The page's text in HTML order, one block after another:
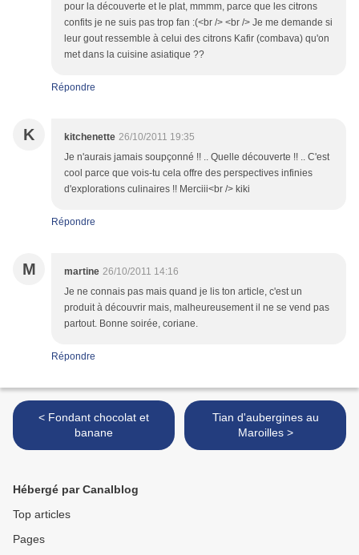
pour la découverte et le plat, mmmm, parce que les citrons
confits je ne suis pas trop fan :(<br /> <br /> Je me demande si
leur gout ressemble à celui des citrons Kafir (combava) qu'on
met dans la cuisine asiatique ??
Répondre
K kitchenette 26/10/2011 19:35
Je n'aurais jamais soupçonné !! .. Quelle découverte !! .. C'est
cool parce que vois-tu cela offre des perspectives infinies
d'explorations culinaires !! Merciii<br /> kiki
Répondre
M martine 26/10/2011 14:16
Je ne connais pas mais quand je lis ton article, c'est un
produit à découvrir mais, malheureusement il ne se vend pas
partout. Bonne soirée, coriane.
Répondre
< Fondant chocolat et
banane
Tian d'aubergines au
Maroilles >
Hébergé par Canalblog
Top articles
Pages